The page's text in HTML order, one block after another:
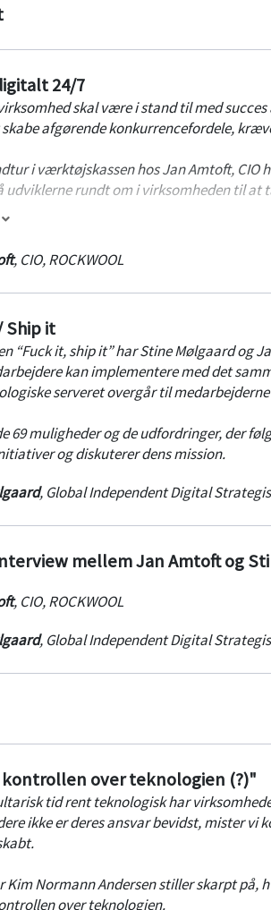
24/7
skal være i stand til med
afgørende konkurrencefordele,
i værktøjskassen hos Jan Amtoft, CIO
udviklerne rundt om i virksomheden til
eksempler på digitaliserings
an af de digitale ledere.
, CIO,ROCKWOOL
Ship it
“Fuck it, ship it” har Stine Mølgaard og
kan implementere med det
serveret overgår til
69 muligheder og de udfordringer, der
og diskuterer dens mission.
, Global Independent Digital
mellem Jan Amtoft og
, CIO,ROCKWOOL
, Global Independent Digital
kontrollen over teknologien (?)"
tid rent teknologisk har
ikke er deres ansvar bevidst, mister vi
Kim Normann Andersen stiller skarpt på,
over teknologien.